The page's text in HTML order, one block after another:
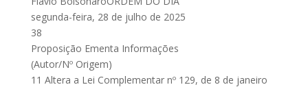
segunda-feira, 28 de julho de 2025
38
Proposição Ementa Informações
(Autor/Nº Origem)
11 Altera a Lei Complementar nº 129, de 8 de janeiro